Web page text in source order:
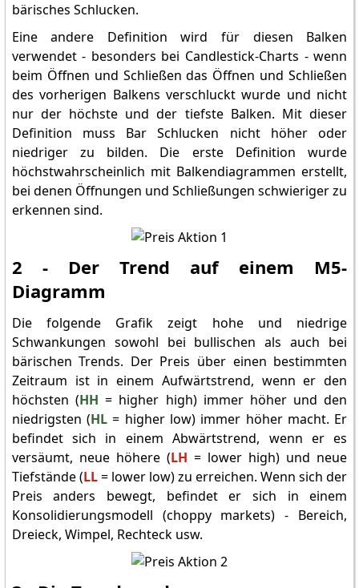
bärisches Schlucken.
Eine andere Definition wird für diesen Balken
verwendet - besonders bei Candlestick-Charts - wenn
beim Öffnen und Schließen das Öffnen und Schließen
des vorherigen Balkens verschluckt wurde und nicht
nur der höchste und der tiefste Balken. Mit dieser
Definition muss Bar Schlucken nicht höher oder
niedriger zu bilden. Die erste Definition wurde
höchstwahrscheinlich mit Balkendiagrammen erstellt,
bei denen Öffnungen und Schließungen schwieriger zu
erkennen sind.
2 - Der Trend auf einem M5-
Diagramm
Die folgende Grafik zeigt hohe und niedrige
Schwankungen sowohl bei bullischen als auch bei
bärischen Trends. Der Preis über einen bestimmten
Zeitraum ist in einem Aufwärtstrend, wenn er den
höchsten (HH = higher high) immer höher und den
niedrigsten (HL = higher low) immer höher macht. Er
befindet sich in einem Abwärtstrend, wenn er es
versäumt, neue höhere (LH = lower high) und neue
Tiefstände (LL= lower low) zu erreichen. Wenn sich der
Preis anders bewegt, befindet er sich in einem
Konsolidierungsmodell (choppy markets) - Bereich,
Dreieck, Wimpel, Rechteck usw.